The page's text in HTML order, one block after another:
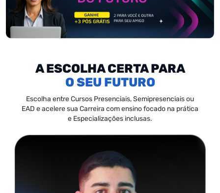
A ESCOLHA CERTA PARA
SEU FUTURO
Escolha entre Cursos Presenciais, Semipresenciais ou
EAD e acelere sua Carreira com ensino focado na prática
e Especializações inclusas.